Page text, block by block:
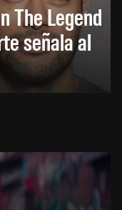
The Legend
señala al